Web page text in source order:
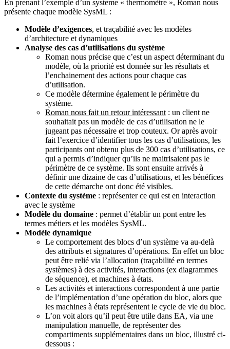
En prenant l’exemple d’un système « thermomètre », Roman nous
présente chaque modèle SysML :
Modèle d’exigences, et traçabilité avec les modèles
d’architecture et dynamiques
Analyse des cas d’utilisations du système
Roman nous précise que c’est un aspect déterminant du
modèle, où la priorité est donnée sur les résultats et
l’enchainement des actions pour chaque cas
d’utilisation.
Ce modèle détermine également le périmètre du
système.
Roman nous fait un retour intéressant : un client ne
souhaitait pas un modèle de cas d’utilisation ne le
jugeant pas nécessaire et trop couteux. Or après avoir
fait l’exercice d’identifier tous les cas d’utilisations, les
participants ont obtenu plus de 300 cas d’utilisations, ce
qui a permis d’indiquer qu’ils ne maitrisaient pas le
périmètre de ce système. Ils sont ensuite arrivés à
définir une dizaine de cas d’utilisations, et les bénéfices
de cette démarche ont donc été visibles.
Contexte du système : représenter ce qui est en interaction
avec le système
Modèle du domaine : permet d’établir un pont entre les
termes métiers et les modèles SysML.
Modèle dynamique
Le comportement des blocs d’un système va au-delà
des attributs et signatures d’opérations. En effet un bloc
peut être relié via l’allocation (traçabilité en termes
systèmes) à des activités, interactions (ex diagrammes
de séquence), et machines à états.
Les activités et interactions correspondent à une partie
de l’implémentation d’une opération du bloc, alors que
les machines à états représentent le cycle de vie du bloc.
L’on voit alors qu’il peut être utile dans EA, via une
manipulation manuelle, de représenter des
compartiments supplémentaires dans un bloc, illustré ci-
dessous :